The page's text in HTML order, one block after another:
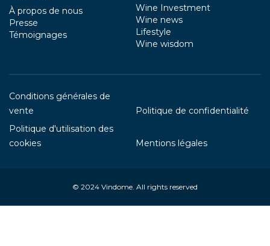
À propos de nous
Presse
Témoignages
Wine Investment
Wine news
Lifestyle
Wine wisdom
Conditions générales de
vente
Politique de confidentialité
Politique d'utilisation des
cookies
Mentions légales
© 2024 Vindome. All rights reserved